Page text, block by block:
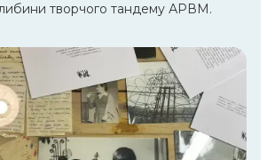
творчого тандему АРВМ.